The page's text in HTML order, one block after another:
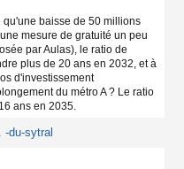
baisse de 50 millions
mesure de gratuité un peu
par Aulas), le ratio de
plus de 20 ans en 2032, et à
d'investissement
du métro A ? Le ratio
ans en 2035.
-du-sytral